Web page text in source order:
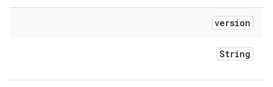
version
String